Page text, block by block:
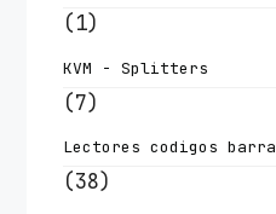
(1)
KVM - Splitters
(7)
Lectores codigos barra
(38)